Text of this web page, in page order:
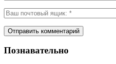
Познавательно